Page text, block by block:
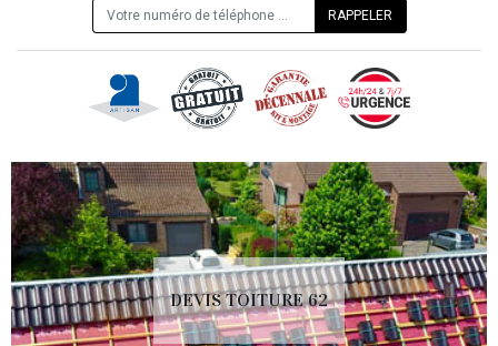
DEVIS TOITURE 62